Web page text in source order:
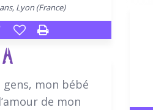
Lyon (France)
gens, mon bébé
de mon